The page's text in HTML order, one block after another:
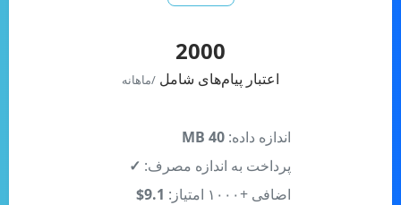
اعتبار پیام‌های شامل
پرداخت به اندازه مصرف:
اضافی +۱۰۰۰ امتیاز:
9.1$
تعداد عوامل هوش مصنوعی: